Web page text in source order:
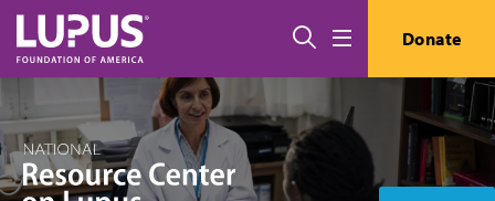
Pasar al contenido principal
Buscar Donate